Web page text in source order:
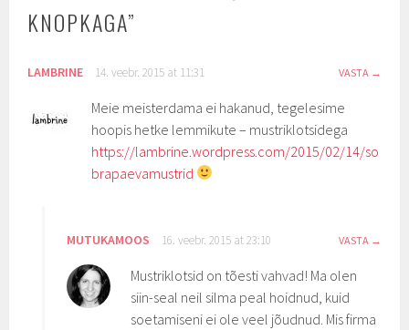
KNOPKAGA”
LAMBRINE 14. veebr. 2015 at 11:31 VASTA
Meie meisterdama ei hakanud, tegelesime
hoopis hetke lemmikute – mustriklotsidega
https://lambrine.wordpress.com/2015/02/14/so
brapaevamustrid
MUTUKAMOOS 16. veebr. 2015 at 23:10 VASTA
Mustriklotsid on tõesti vahvad! Ma olen
siin-seal neil silma peal hoidnud, kuid
soetamiseni ei ole veel jõudnud. Mis firma